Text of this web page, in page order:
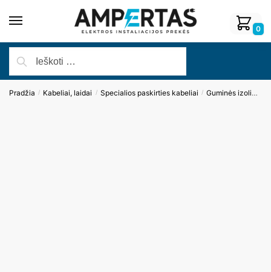
0
Pradžia / Kabeliai, laidai / Specialios paskirties kabeliai / Guminės izoliacijos kabeliai